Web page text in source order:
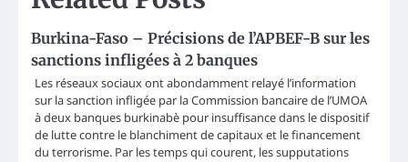
Burkina-Faso – Précisions de l’APBEF-B sur les
sanctions infligées à 2 banques
Les réseaux sociaux ont abondamment relayé l’information
sur la sanction infligée par la Commission bancaire de l’UMOA
à deux banques burkinabè pour insuffisance dans le dispositif
de lutte contre le blanchiment de capitaux et le financement
du terrorisme. Par les temps qui courent, les supputations